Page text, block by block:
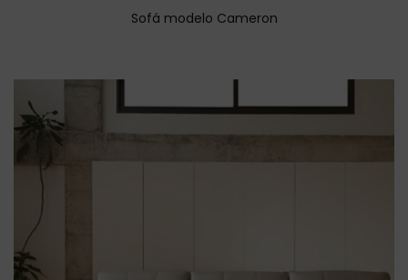
Sofá modelo Cameron